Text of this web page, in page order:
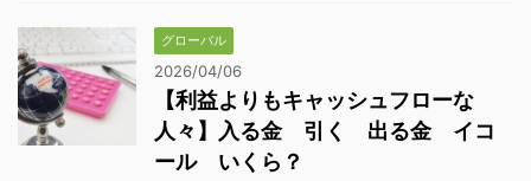
グローバル
2026/04/06
【利益よりもキャッシュフローな
人々】入る金 引く 出る金 イコ
ール いくら？